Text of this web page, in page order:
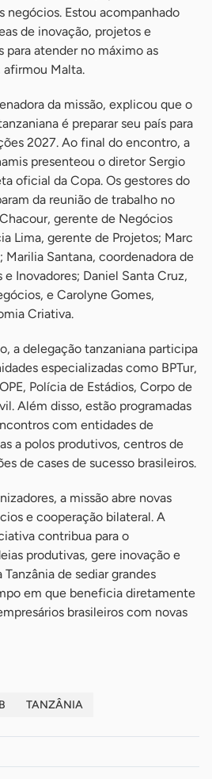
negócios. Estou acompanhado
de inovação, projetos e
atender no máximo as
afirmou Malta.
da missão, explicou que o
é preparar seu país para
2027. Ao final do encontro, a
presenteou o diretor Sergio
oficial da Copa. Os gestores do
da reunião de trabalho no
gerente de Negócios
Lima, gerente de Projetos; Marc
Marilia Santana, coordenadora de
Inovadores; Daniel Santa Cruz,
e Carolyne Gomes,
Criativa.
a delegação tanzaniana participa
especializadas como BPTur,
Polícia de Estádios, Corpo de
Além disso, estão programadas
com entidades de
a polos produtivos, centros de
de cases de sucesso brasileiros.
a missão abre novas
e cooperação bilateral. A
contribua para o
produtivas, gere inovação e
de sediar grandes
em que beneficia diretamente
brasileiros com novas
TANZÂNIA